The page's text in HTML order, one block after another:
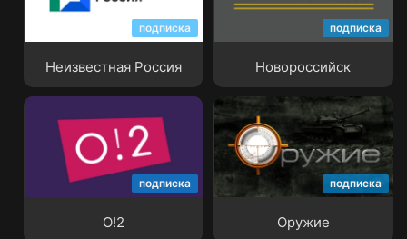
подписка
Неизвестная Россия
Неизвестная Россия
подписка
Новороссийск
подписка
О!2
подписка
Оружие
Оружие